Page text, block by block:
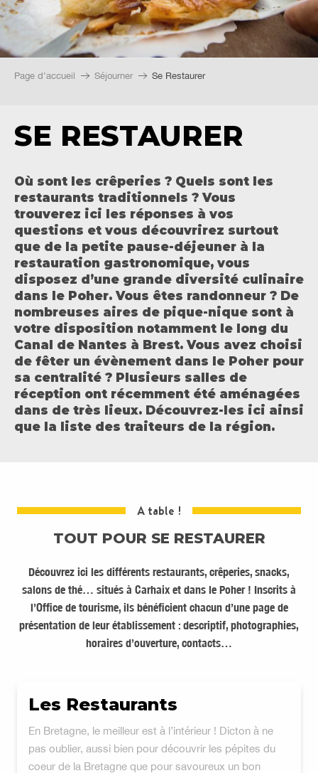
Page d’accueil Séjourner Se Restaurer
SE RESTAURER
Où sont les crêperies ? Quels sont les
restaurants traditionnels ? Vous
trouverez ici les réponses à vos
questions et vous découvrirez surtout
que de la petite pause-déjeuner à la
restauration gastronomique, vous
disposez d’une grande diversité culinaire
dans le Poher. Vous êtes randonneur ? De
nombreuses aires de pique-nique sont à
votre disposition notamment le long du
Canal de Nantes à Brest. Vous avez choisi
de fêter un évènement dans le Poher pour
sa centralité ? Plusieurs salles de
réception ont récemment été aménagées
dans de très lieux. Découvrez-les ici ainsi
que la liste des traiteurs de la région.
A table !
TOUT POUR SE RESTAURER
Découvrez ici les différents restaurants, crêperies, snacks,
salons de thé… situés à Carhaix et dans le Poher ! Inscrits à
l’Office de tourisme, ils bénéficient chacun d’une page de
présentation de leur établissement : descriptif, photographies,
horaires d’ouverture, contacts…
Les Restaurants
En Bretagne, le meilleur est à l’intérieur ! Dicton à ne
pas oublier, aussi bien pour découvrir les pépites du
coeur de la Bretagne que pour savoureux un bon